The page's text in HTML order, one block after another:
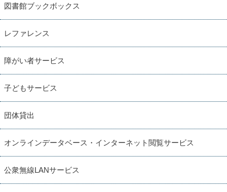
図書館ブックボックス
レファレンス
障がい者サービス
子どもサービス
団体貸出
オンラインデータベース・インターネット閲覧サービス
公衆無線LANサービス